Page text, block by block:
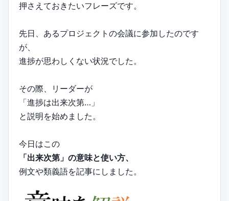
押さえておきたいフレーズです。
先日、あるプロジェクトの会議に参加したのです
が、
進捗が思わしくない状況でした。
その際、リーダーが
「進捗は出来次第…」
と説明を始めました。
今日はこの
「出来次第」の意味と使い方、
例文や類義語を記事にしました。